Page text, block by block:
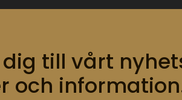
till vårt
och